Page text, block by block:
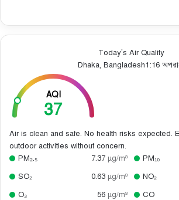
Today’s Air Quality
Dhaka, Bangladesh1:16
AQI
37
Air is clean and safe. No health risks expected.
outdoor activities without concern.
PM₂.₅
7.37 µg/m³ PM₁₀
SO₂
0.63 µg/m³ NO₂
O₃
56 µg/m³ CO